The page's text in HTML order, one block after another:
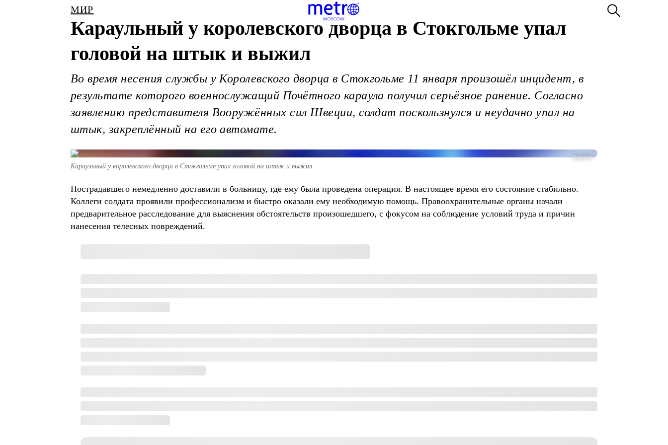
МИР
Караульный у королевского дворца в Стокгольме упал
головой на штык и выжил
Во время несения службы у Королевского дворца в Стокгольме 11 января произошёл инцидент, в
результате которого военнослужащий Почётного караула получил серьёзное ранение. Согласно
заявлению представителя Вооружённых сил Швеции, солдат поскользнулся и неудачно упал на
штык, закреплённый на его автомате.
Shutterstock.
Караульный у королевского дворца в Стокгольме упал головой на штык и выжил.
Пострадавшего немедленно доставили в больницу, где ему была проведена операция. В настоящее время его состояние стабильно.
Коллеги солдата проявили профессионализм и быстро оказали ему необходимую помощь. Правоохранительные органы начали
предварительное расследование для выяснения обстоятельств произошедшего, с фокусом на соблюдение условий труда и причин
нанесения телесных повреждений.